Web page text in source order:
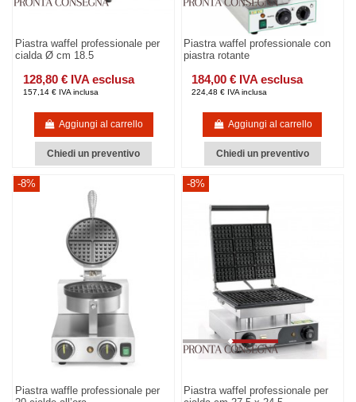
Piastra waffel professionale per
cialda Ø cm 18.5
128,80 € IVA esclusa
157,14 € IVA inclusa
Aggiungi al carrello
Chiedi un preventivo
Piastra waffel professionale con
piastra rotante
184,00 € IVA esclusa
224,48 € IVA inclusa
Aggiungi al carrello
Chiedi un preventivo
-8%
Piastra waffle professionale per
-8%
Piastra waffel professionale per